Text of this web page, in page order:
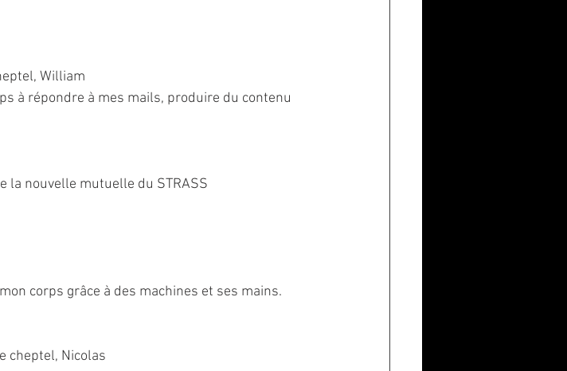
William
à répondre à mes mails, produire du contenu
la nouvelle mutuelle du STRASS
corps grâce à des machines et ses mains.
cheptel, Nicolas